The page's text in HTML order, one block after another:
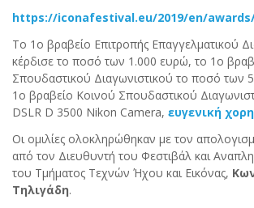
https://iconafestival.eu/2019/en/
Το 1ο βραβείο Επιτροπής Επαγγελματικού
κέρδισε το ποσό των 1.000 ευρώ, το 1ο
Σπουδαστικού Διαγωνιστικού το ποσό των
1ο βραβείο Κοινού Σπουδαστικού
DSLR D 3500 Nikon Camera, ευγενική
Οι ομιλίες ολοκληρώθηκαν με τον
από τον Διευθυντή του Φεστιβάλ και
του Τμήματος Τεχνών Ήχου και Εικόνας,
Τηλιγάδη.